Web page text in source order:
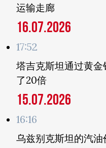
运输走廊
16.07.2026
17:52
塔吉克斯坦通过黄
了20倍
15.07.2026
16:16
乌兹别克斯坦的汽